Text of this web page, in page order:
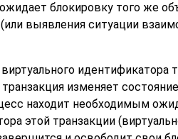
блокировку того же
выявления ситуации
идентификатора
изменяет
находит необходимым
этой транзакции